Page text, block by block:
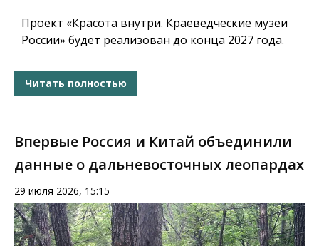
Проект «Красота внутри. Краеведческие музеи
России» будет реализован до конца 2027 года.
Читать полностью
Впервые Россия и Китай объединили
данные о дальневосточных леопардах
29 июля 2026, 15:15